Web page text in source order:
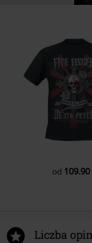
od 109.90
Liczba